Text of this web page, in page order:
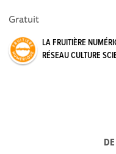
Gratuit
LA FRUITIÈRE
RÉSEAU CULTURE